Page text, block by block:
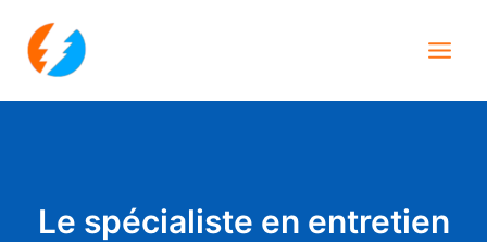
contenu
Le spécialiste en entretien